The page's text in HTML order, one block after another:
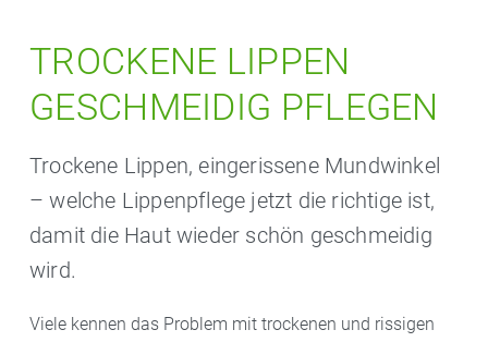
TROCKENE LIPPEN
GESCHMEIDIG PFLEGEN
Trockene Lippen, eingerissene Mundwinkel
– welche Lippenpflege jetzt die richtige ist,
damit die Haut wieder schön geschmeidig
wird.
Viele kennen das Problem mit trockenen und rissigen